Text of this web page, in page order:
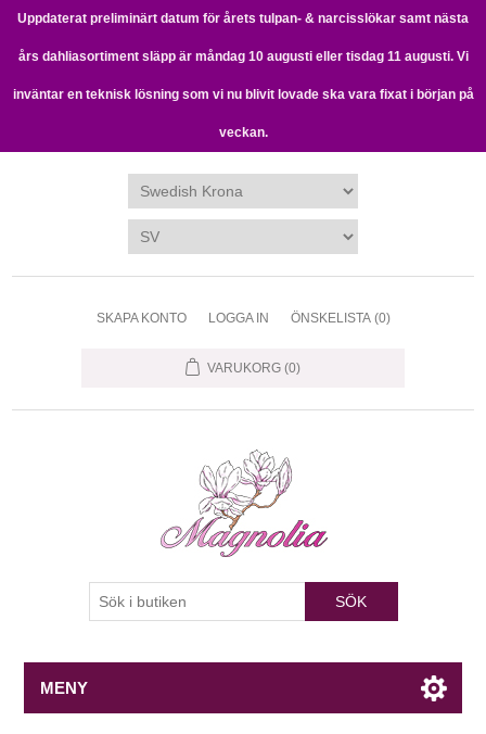
Uppdaterat preliminärt datum för årets tulpan- & narcisslökar samt nästa
års dahliasortiment släpp är måndag 10 augusti eller tisdag 11 augusti. Vi
inväntar en teknisk lösning som vi nu blivit lovade ska vara fixat i början på
veckan.
SKAPA KONTO LOGGA IN ÖNSKELISTA (0)
VARUKORG (0)
SÖK
MENY